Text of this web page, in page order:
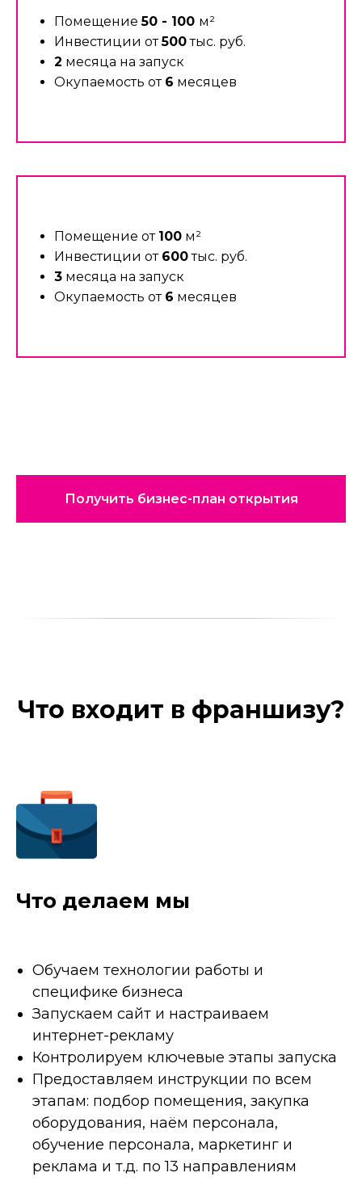
Помещение50 - 100 м²
Инвестиции от500тыс. руб.
2 месяца на запуск
Окупаемость от 6 месяцев
Помещение от 100 м²
Инвестиции от 600тыс. руб.
3 месяца на запуск
Окупаемость от 6 месяцев
Получить бизнес-план открытия
Что входит в франшизу?
Что делаем мы
Обучаем технологии работы и
специфике бизнеса
Запускаем сайт и настраиваем
интернет-рекламу
Контролируем ключевые этапы запуска
Предоставляем инструкции по всем
этапам: подбор помещения, закупка
оборудования, наём персонала,
обучение персонала, маркетинг и
реклама и т.д. по 13 направлениям